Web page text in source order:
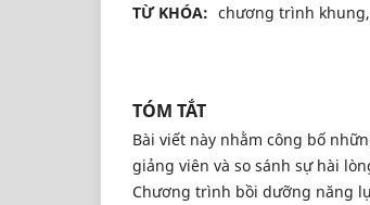
TỪ KHÓA: chương trình
TÓM TẮT
Bài viết này nhằm công bố
giảng viên và so sánh sự hài
Chương trình bồi dưỡng năng